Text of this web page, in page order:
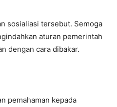
sosialiasi tersebut. Semoga
aturan pemerintah
dengan cara dibakar.
pemahaman kepada